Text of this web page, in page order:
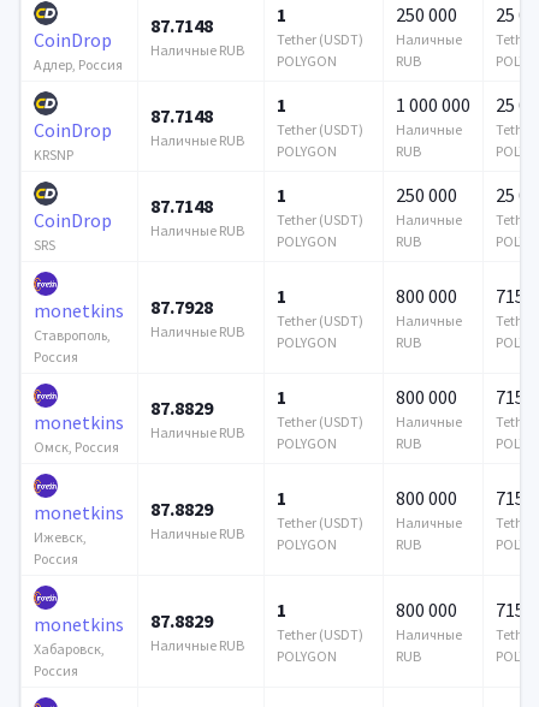
CoinDrop
Адлер, Россия
87.7148
Наличные RUB
1
Tether (USDT)
POLYGON
250 000
Наличные
RUB
25
Tether
CoinDrop
KRSNP
87.7148
Наличные RUB
1
Tether (USDT)
POLYGON
1 000 000
Наличные
RUB
25
Tether
CoinDrop
SRS
87.7148
Наличные RUB
1
Tether (USDT)
POLYGON
250 000
Наличные
RUB
25
Tether
monetkins
Ставрополь,
Россия
87.7928
Наличные RUB
1
Tether (USDT)
POLYGON
800 000
Наличные
RUB
715
Tether
monetkins
Омск, Россия
87.8829
Наличные RUB
1
Tether (USDT)
POLYGON
800 000
Наличные
RUB
715
Tether
monetkins
Ижевск,
Россия
87.8829
Наличные RUB
1
Tether (USDT)
POLYGON
800 000
Наличные
RUB
715
Tether
monetkins
Хабаровск,
Россия
87.8829
Наличные RUB
1
Tether (USDT)
POLYGON
800 000
Наличные
RUB
715
Tether